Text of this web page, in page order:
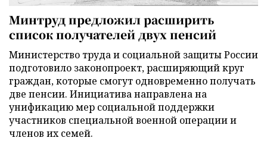
Минтруд предложил расширить
список получателей двух пенсий
Министерство труда и социальной защиты России
подготовило законопроект, расширяющий круг
граждан, которые смогут одновременно получать
две пенсии. Инициатива направлена на
унификацию мер социальной поддержки
участников специальной военной операции и
членов их семей.